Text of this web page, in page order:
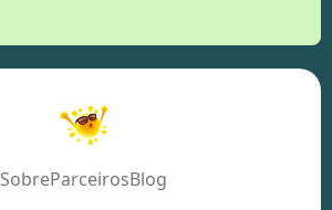
SobreParceirosBlog